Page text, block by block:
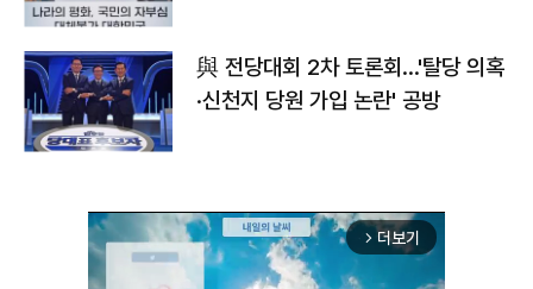
與 전당대회 2차 토론회…'탈당 의혹
·신천지 당원 가입 논란' 공방
arrow_forward_ios 더보기